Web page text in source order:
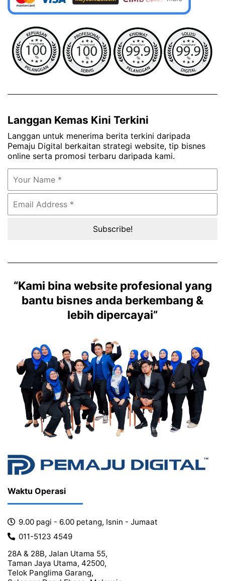
Langgan Kemas Kini Terkini
Langgan untuk menerima berita terkini daripada
Pemaju Digital berkaitan strategi website, tip bisnes
online serta promosi terbaru daripada kami.
“Kami bina website profesional yang
bantu bisnes anda berkembang &
lebih dipercayai”
Waktu Operasi
9.00 pagi - 6.00 petang, Isnin - Jumaat
011-5123 4549
28A & 28B, Jalan Utama 55,
Taman Jaya Utama, 42500,
Telok Panglima Garang,